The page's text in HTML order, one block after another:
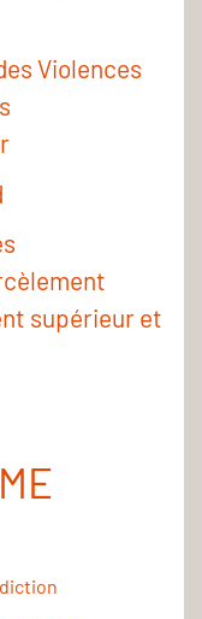
Violences
supérieur et